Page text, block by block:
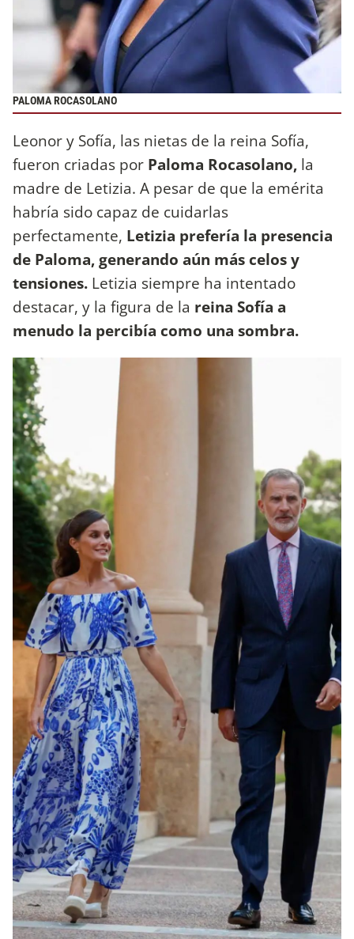
PALOMA ROCASOLANO
Leonor y Sofía, las nietas de la reina Sofía,
fueron criadas por Paloma Rocasolano, la
madre de Letizia. A pesar de que la emérita
habría sido capaz de cuidarlas
perfectamente, Letizia prefería la presencia
de Paloma, generando aún más celos y
tensiones. Letizia siempre ha intentado
destacar, y la figura de la reina Sofía a
menudo la percibía como una sombra.